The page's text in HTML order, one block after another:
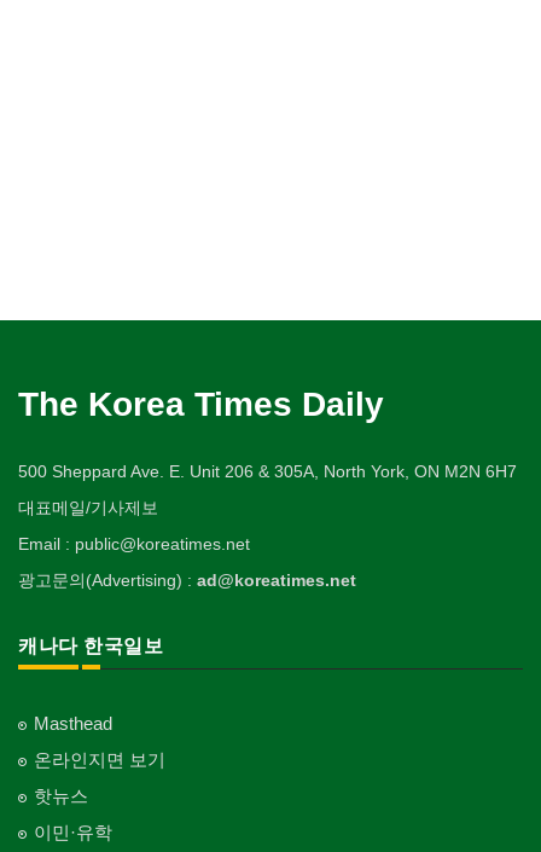
The Korea Times Daily
500 Sheppard Ave. E. Unit 206 & 305A, North York, ON M2N 6H7
대표메일/기사제보
Email : public@koreatimes.net
광고문의(Advertising) : ad@koreatimes.net
캐나다 한국일보
Masthead
온라인지면 보기
핫뉴스
이민·유학